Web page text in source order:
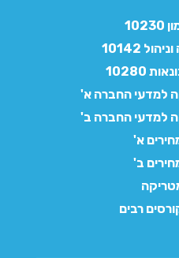
10142
10280
למדעי החברה א'
למדעי החברה ב'
א'
ב'
רבים